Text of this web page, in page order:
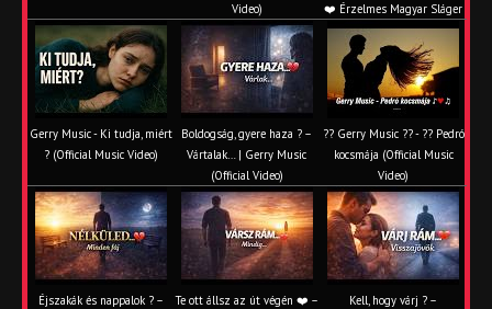
Video)
❤️ Érzelmes Magyar Sláger
Gerry Music - Ki tudja, miért
? (Official Music Video)
Boldogság, gyere haza ? –
Vártalak… | Gerry Music
(Official Video)
?? Gerry Music ?? - ?? Pedró
kocsmája (Official Music
Video)
Éjszakák és nappalok ? –
Te ott állsz az út végén ❤️ –
Kell, hogy várj ? –